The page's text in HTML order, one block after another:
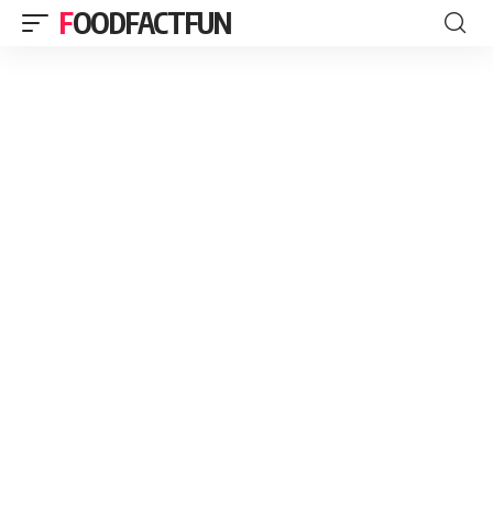
FOODFACTFUN